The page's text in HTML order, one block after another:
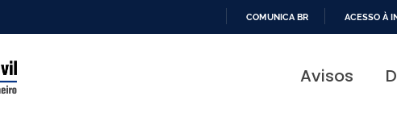
PARA
COMUNICA BR ACESSO À
Avisos